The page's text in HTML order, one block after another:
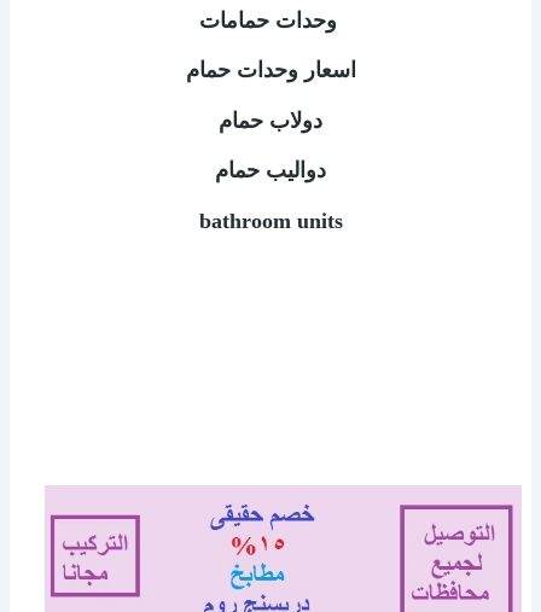
اسعار وحدات حمام
دولاب حمام
دواليب حمام
bathroom units